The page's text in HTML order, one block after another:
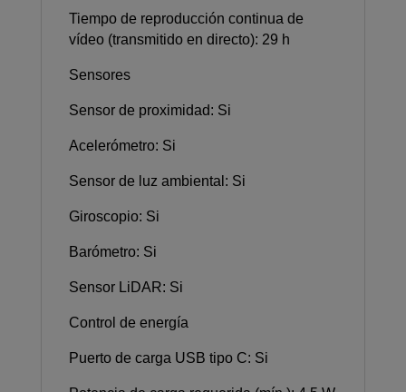
Tiempo de reproducción continua de
vídeo (transmitido en directo): 29 h
Sensores
Sensor de proximidad: Si
Acelerómetro: Si
Sensor de luz ambiental: Si
Giroscopio: Si
Barómetro: Si
Sensor LiDAR: Si
Control de energía
Puerto de carga USB tipo C: Si